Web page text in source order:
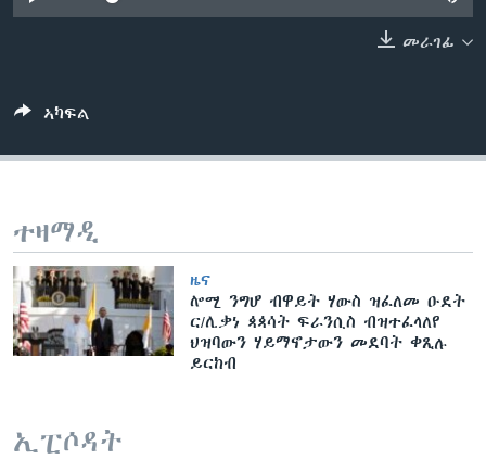
ቂሔ ጽልሚ
መራገፊ
ኣካፍል
ተዛማዲ
ዜና
ሎሚ ንግሆ ብዋይት ሃውስ ዝፈለመ ዑደት
ር/ሊቃነ ጳጳሳት ፍራንሲስ ብዝተፈላለየ
ህዝባውን ሃይማኖታውን መደባት ቀጺሉ
ይርከብ
ኢፒሶዳት